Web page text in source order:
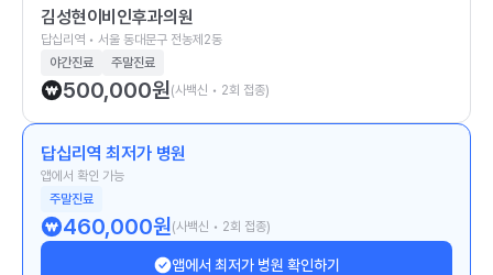
김성현이비인후과의원
답십리역 • 서울 동대문구 전농제2동
야간진료
주말진료
500,000원(사백신 • 2회 접종)
답십리역 최저가 병원
앱에서 확인 가능
주말진료
460,000원(사백신 • 2회 접종)
앱에서 최저가 병원 확인하기